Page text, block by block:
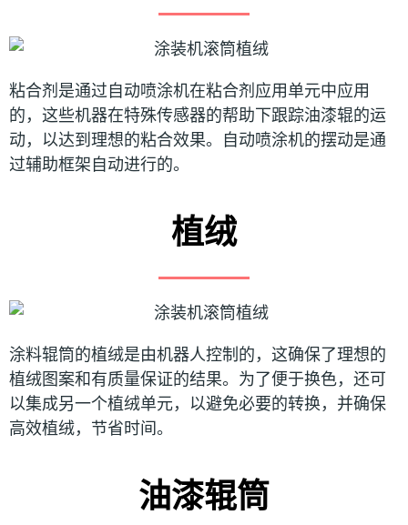
粘合剂是通过自动喷涂机在粘合剂应用单元中应用
的，这些机器在特殊传感器的帮助下跟踪油漆辊的运
动，以达到理想的粘合效果。自动喷涂机的摆动是通
过辅助框架自动进行的。
植绒
涂料辊筒的植绒是由机器人控制的，这确保了理想的
植绒图案和有质量保证的结果。为了便于换色，还可
以集成另一个植绒单元，以避免必要的转换，并确保
高效植绒，节省时间。
油漆辊筒